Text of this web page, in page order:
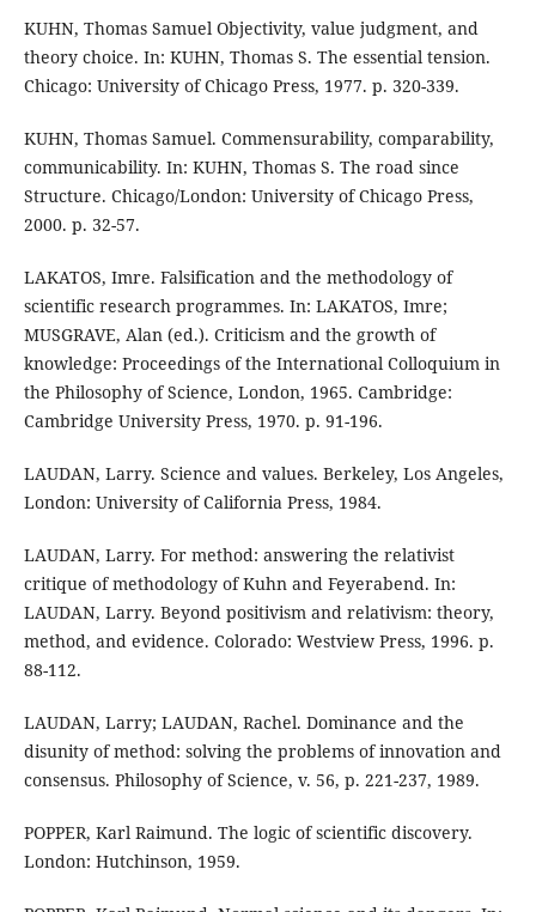
KUHN, Thomas Samuel Objectivity, value judgment, and
theory choice. In: KUHN, Thomas S. The essential tension.
Chicago: University of Chicago Press, 1977. p. 320-339.
KUHN, Thomas Samuel. Commensurability, comparability,
communicability. In: KUHN, Thomas S. The road since
Structure. Chicago/London: University of Chicago Press,
2000. p. 32-57.
LAKATOS, Imre. Falsification and the methodology of
scientific research programmes. In: LAKATOS, Imre;
MUSGRAVE, Alan (ed.). Criticism and the growth of
knowledge: Proceedings of the International Colloquium in
the Philosophy of Science, London, 1965. Cambridge:
Cambridge University Press, 1970. p. 91-196.
LAUDAN, Larry. Science and values. Berkeley, Los Angeles,
London: University of California Press, 1984.
LAUDAN, Larry. For method: answering the relativist
critique of methodology of Kuhn and Feyerabend. In:
LAUDAN, Larry. Beyond positivism and relativism: theory,
method, and evidence. Colorado: Westview Press, 1996. p.
88-112.
LAUDAN, Larry; LAUDAN, Rachel. Dominance and the
disunity of method: solving the problems of innovation and
consensus. Philosophy of Science, v. 56, p. 221-237, 1989.
POPPER, Karl Raimund. The logic of scientific discovery.
London: Hutchinson, 1959.